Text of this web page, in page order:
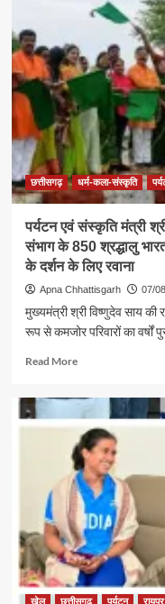
एकजुटता
सामाजिक
विकास
की
बड़ी
शक्ति
राजेश
अग्रवाल
छत्तीसगढ़ धर्म-कला-संस्कृति
पर्यटन एवं संस्कृति मंत्री
संभाग के 850 श्रद्धालु
के दर्शन के लिए रवाना
Apna Chhattisgarh 07/
मुख्यमंत्री श्री विष्णुदेव साय की
रूप से कमजोर परिवारों का वर्षों
Read MoreRead
पर्यटन
एवं
संस्कृति
मंत्री
श्री
राजेश
अग्रवाल
की
पहल
से
सरगुजा
संभाग
खेल छत्तीसगढ़ पर्यटन रायपुर